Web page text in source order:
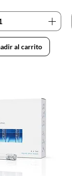
al carrito